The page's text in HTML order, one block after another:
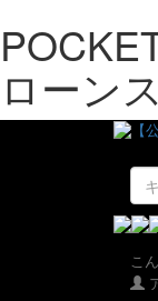
ローン
こ